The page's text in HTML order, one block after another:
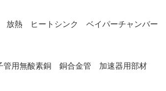
ヒートシンク ベイパーチャンバー
用無酸素銅 銅合金管 加速器用部材